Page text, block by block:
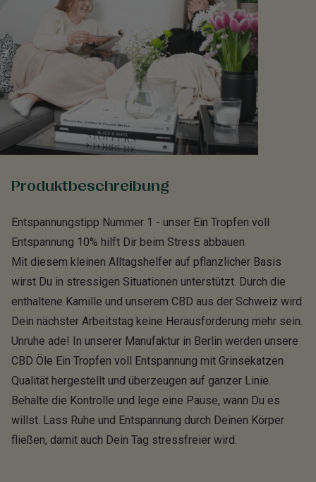
Produktbeschreibung
Entspannungstipp Nummer 1 - unser Ein Tropfen voll
Entspannung 10% hilft Dir beim Stress abbauen
Mit diesem kleinen Alltagshelfer auf pflanzlicher Basis
wirst Du in stressigen Situationen unterstützt. Durch die
enthaltene Kamille und unserem CBD aus der Schweiz wird
Dein nächster Arbeitstag keine Herausforderung mehr sein.
Unruhe ade! In unserer Manufaktur in Berlin werden unsere
CBD Öle Ein Tropfen voll Entspannung mit Grinsekatzen
Qualität hergestellt und überzeugen auf ganzer Linie.
Behalte die Kontrolle und lege eine Pause, wann Du es
willst. Lass Ruhe und Entspannung durch Deinen Körper
fließen, damit auch Dein Tag stressfreier wird.